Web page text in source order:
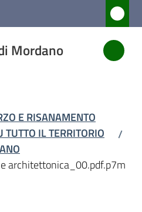
Mordano
E RISANAMENTO
IL TERRITORIO
/
architettonica_00.pdf.p7m